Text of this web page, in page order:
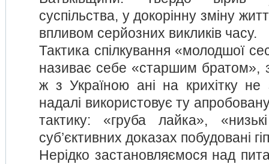
суспільства, у докорінну зміну
впливом серйозних викликів часу.
Тактика спілкування «молодшої
називає себе «старшим братом»,
ж з Україною ані на крихітку не
надалі використовує ту
тактику: «груба лайка»,
суб’єктивних доказах побудовані
Нерідко застановляємося над